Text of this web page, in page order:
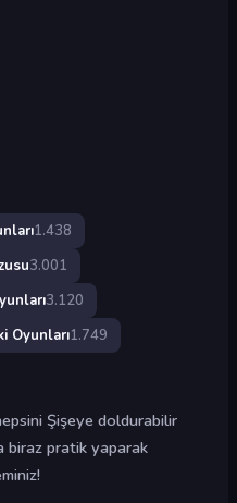
1.438
3.001
3.120
Oyunları1.749
Şişeye doldurabilir
biraz pratik yaparak